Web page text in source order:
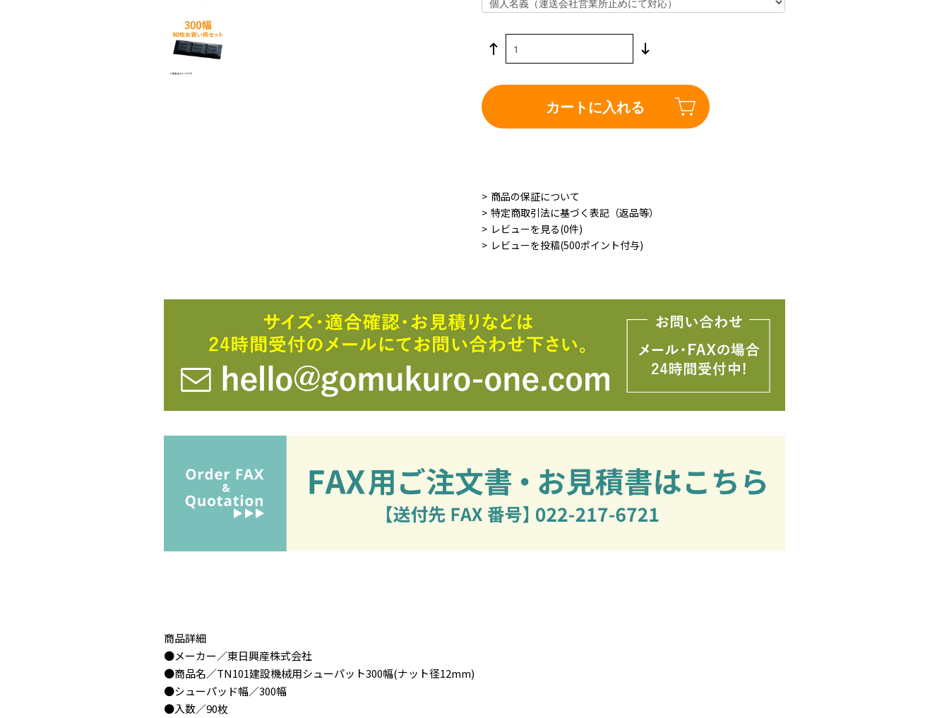
カートに入れる
商品の保証について
特定商取引法に基づく表記（返品等）
レビューを見る(0件)
レビューを投稿(500ポイント付与)
商品詳細
●メーカー／東日興産株式会社
●商品名／TN101建設機械用シューパット300幅(ナット径12mm)
●シューパッド幅／300幅
●入数／90枚